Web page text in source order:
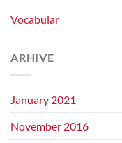
Vocabular
ARHIVE
January 2021
November 2016